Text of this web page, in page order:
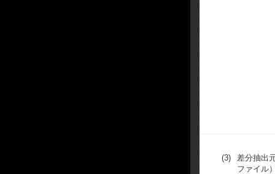
(3)
差分抽出
ファイル